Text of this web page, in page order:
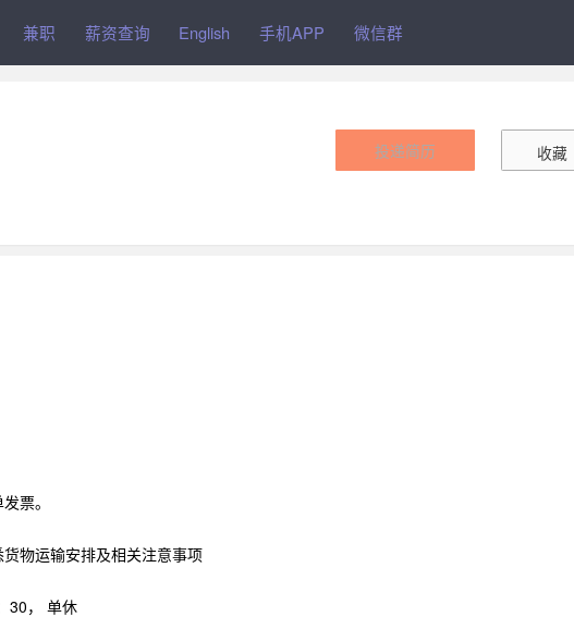
作 兼职 薪资查询 English 手机APP
投递简历 收藏
票。
物运输安排及相关注意事项
30， 单休